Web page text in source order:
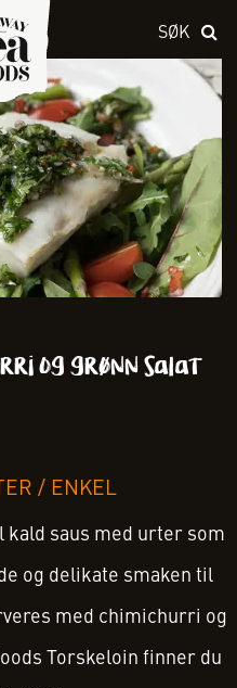
SØK
og grønn salat
/ ENKEL
saus med urter som
og delikate smaken til
med chimichurri og
Torskeloin finner du